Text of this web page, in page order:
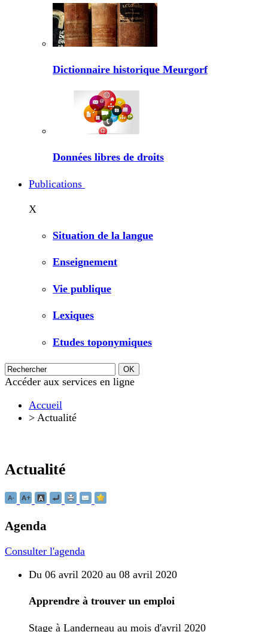
Dictionnaire historique Meurgorf
Données libres de droits
Publications
X
Situation de la langue
Enseignement
Vie publique
Lexiques
Etudes toponymiques
Accéder aux services en ligne
Accueil
> Actualité
Actualité
Agenda
Consulter l'agenda
Du 06 avril 2020 au 08 avril 2020
Apprendre à trouver un emploi
Stage à Landerneau au mois d'avril 2020